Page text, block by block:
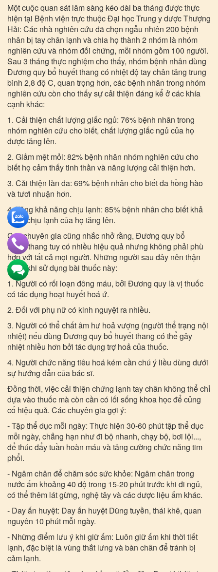
Một cuộc quan sát lâm sàng kéo dài ba tháng được thực
hiện tại Bệnh viện trực thuộc Đại học Trung y dược Thượng
Hải: Các nhà nghiên cứu đã chọn ngẫu nhiên 200 bệnh
nhân bị tay chân lạnh và chia họ thành 2 nhóm là nhóm
nghiên cứu và nhóm đối chứng, mỗi nhóm gồm 100 người.
Sau 3 tháng thực nghiệm cho thấy, nhóm bệnh nhân dùng
Đương quy bổ huyết thang có nhiệt độ tay chân tăng trung
bình 2,8 độ C, quan trọng hơn, các bệnh nhân trong nhóm
nghiên cứu còn cho thấy sự cải thiện đáng kể ở các khía
cạnh khác:
1. Cải thiện chất lượng giấc ngủ: 76% bệnh nhân trong
nhóm nghiên cứu cho biết, chất lượng giấc ngủ của họ
được tăng lên.
2. Giảm mệt mỏi: 82% bệnh nhân nhóm nghiên cứu cho
biết họ cảm thấy tinh thần và năng lượng cải thiện hơn.
3. Cải thiện làn da: 69% bệnh nhân cho biết da hồng hào
và tươi nhuận hơn.
4. Tăng khả năng chịu lạnh: 85% bệnh nhân cho biết khả
năng chịu lạnh của họ tăng lên.
Các chuyên gia cũng nhắc nhở rằng, Đương quy bổ
huyết thang tuy có nhiều hiệu quả nhưng không phải phù
hợp với tất cả mọi người. Những người sau đây nên thận
trọng khi sử dụng bài thuốc này:
1. Người có rối loạn đông máu, bởi Đương quy là vị thuốc
có tác dụng hoạt huyết hoá ứ.
2. Đối với phụ nữ có kinh nguyệt ra nhiều.
3. Người có thể chất âm hư hoả vượng (người thể trạng nội
nhiệt) nếu dùng Đương quy bổ huyết thang có thể gây
nhiệt nhiều hơn bởi tác dụng trợ hoả của thuốc.
4. Người chức năng tiêu hoá kém cần chú ý liều dùng dưới
sự hướng dẫn của bác sĩ.
Đồng thời, việc cải thiện chứng lạnh tay chân không thể chỉ
dựa vào thuốc mà còn cần có lối sống khoa học để củng
cố hiệu quả. Các chuyên gia gợi ý:
- Tập thể dục mỗi ngày: Thực hiện 30-60 phút tập thể dục
mỗi ngày, chẳng hạn như đi bộ nhanh, chạy bộ, bơi lội...,
để thúc đẩy tuần hoàn máu và tăng cường chức năng tim
phổi.
- Ngâm chân để chăm sóc sức khỏe: Ngâm chân trong
nước ấm khoảng 40 độ trong 15-20 phút trước khi đi ngủ,
có thể thêm lát gừng, nghệ tây và các dược liệu ấm khác.
- Day ấn huyệt: Day ấn huyệt Dũng tuyền, thái khê, quan
nguyên 10 phút mỗi ngày.
- Những điểm lưu ý khi giữ ấm: Luôn giữ ấm khi thời tiết
lạnh, đặc biệt là vùng thắt lưng và bàn chân để tránh bị
cảm lạnh.